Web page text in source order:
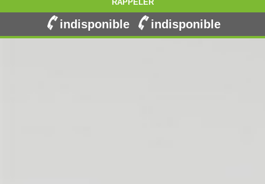
indisponible indisponible